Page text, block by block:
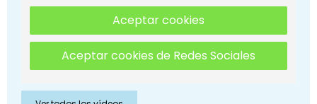
Aceptar cookies
Aceptar cookies de Redes Sociales